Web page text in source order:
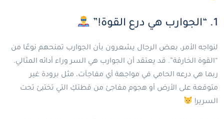
1. “الجوارب هي درع القوة!”
لنواجه الأمر، بعض الرجال يشعرون بأن الجوارب تمنحهم نوعًا من
“القوة الخارقة”. قد يعتقد أن الجوارب هي السر وراء أدائه المثالي.
ربما هي درعه الحامي في مواجهة أي مفاجآت، مثل برودة غير
متوقعة على الأرض أو هجوم مفاجئ من قطتكِ التي تختبئ تحت
السرير!